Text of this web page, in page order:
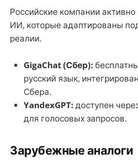
Российские компании
ИИ, которые адаптированы
реалии.
GigaChat (Сбер):
русский язык,
Сбера.
YandexGPT: доступен
для голосовых запросов.
Зарубежные аналоги